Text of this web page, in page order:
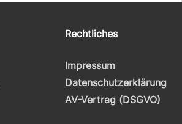
Rechtliches
Impressum
Datenschutzerklärung
AV-Vertrag (DSGVO)